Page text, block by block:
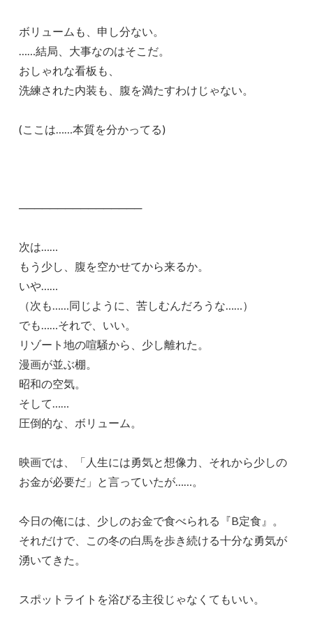
ボリュームも、申し分ない。
……結局、大事なのはそこだ。
おしゃれな看板も、
洗練された内装も、腹を満たすわけじゃない。
(ここは……本質を分かってる)
────────────────
次は……
もう少し、腹を空かせてから来るか。
いや……
（次も……同じように、苦しむんだろうな……）
でも……それで、いい。
リゾート地の喧騒から、少し離れた。
漫画が並ぶ棚。
昭和の空気。
そして……
圧倒的な、ボリューム。
映画では、「人生には勇気と想像力、それから少しの
お金が必要だ」と言っていたが……。
今日の俺には、少しのお金で食べられる『B定食』。
それだけで、この冬の白馬を歩き続ける十分な勇気が
湧いてきた。
スポットライトを浴びる主役じゃなくてもいい。